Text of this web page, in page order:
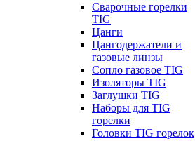
Сварочные горелки
TIG
Цанги
Цангодержатели и
газовые линзы
Сопло газовое TIG
Изоляторы TIG
Заглушки TIG
Наборы для TIG
горелки
Головки TIG горелок